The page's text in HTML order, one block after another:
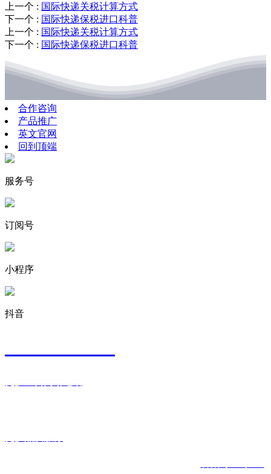
上一个 : 国际快递关税计算方式
下一个 : 国际快递保税进口科普
上一个 : 国际快递关税计算方式
下一个 : 国际快递保税进口科普
合作咨询
产品推广
英文官网
回到顶端
服务号
订阅号
小程序
抖音